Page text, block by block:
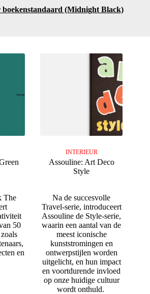
(Midnight Black)
The
50
en
INTERIEUR
Assouline: Art Deco
Style
Na de succesvolle
Travel-serie, introduceert
Assouline de Style-serie,
waarin een aantal van de
meest iconische
kunststromingen en
ontwerpstijlen worden
uitgelicht, en hun impact
en voortdurende invloed
op onze huidige cultuur
wordt onthuld.